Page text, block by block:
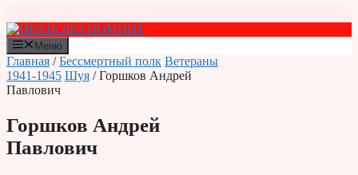
к
содержимому
Меню
Главная /Бессмертный полк Ветераны
1941-1945 Шуя / Горшков Андрей
Павлович
Горшков Андрей
Павлович